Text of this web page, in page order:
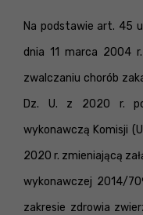
Na podstawie art. 45
dnia 11 marca 2004
zwalczaniu chorób
Dz. U. z 2020 r.
wykonawczą Komisji
2020 r. zmieniającą
wykonawczej 2014/
zakresie zdrowia